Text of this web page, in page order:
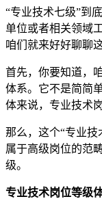
“专业技术七级”到
单位或者相关领域
咱们就来好好聊聊
首先，你要知道，
体系。它不是简简
体来说，专业技术
那么，这个“专业
属于高级岗位的范
级。
专业技术岗位等级